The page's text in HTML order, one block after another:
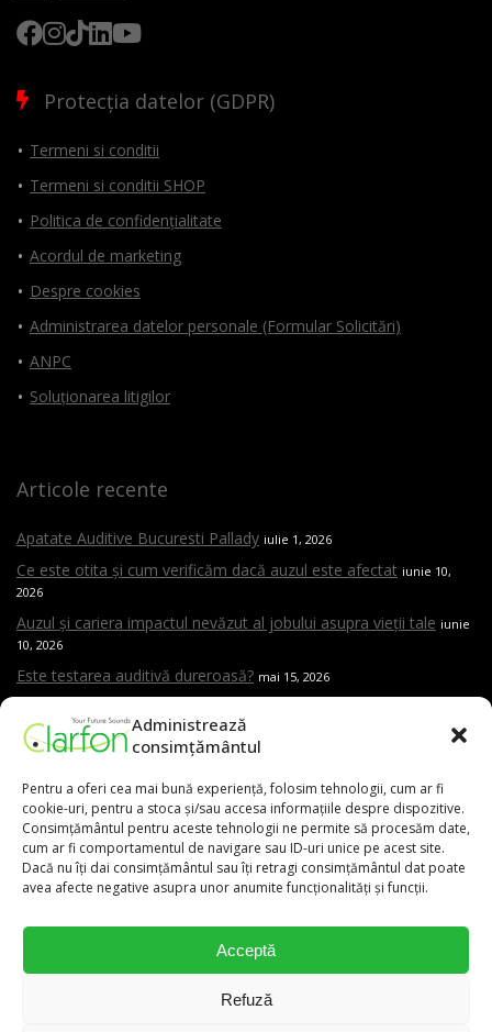
Administrează
consimțământul
Pentru a oferi cea mai bună experiență, folosim tehnologii, cum ar fi
cookie-uri, pentru a stoca și/sau accesa informațiile despre dispozitive.
Consimțământul pentru aceste tehnologii ne permite să procesăm date,
cum ar fi comportamentul de navigare sau ID-uri unice pe acest site.
Dacă nu îți dai consimțământul sau îți retragi consimțământul dat poate
avea afecte negative asupra unor anumite funcționalități și funcții.
Acceptă
Refuză
Protecția datelor (GDPR)
Termeni si conditii
Termeni si conditii SHOP
Politica de confidențialitate
Acordul de marketing
Despre cookies
Administrarea datelor personale (Formular Solicitări)
ANPC
Soluționarea litigilor
Articole recente
Apatate Auditive Bucuresti Pallady iulie 1, 2026
Ce este otita și cum verificăm dacă auzul este afectat iunie 10,
2026
Auzul și cariera impactul nevăzut al jobului asupra vieții tale iunie
10, 2026
Este testarea auditivă dureroasă? mai 15, 2026
2026
Cand trebuie sa mergi la ORL
Aparat auditiv versus amplificator – care este diferența și de ce
contează evaluarea profesională mai 15, 2026
031.9111